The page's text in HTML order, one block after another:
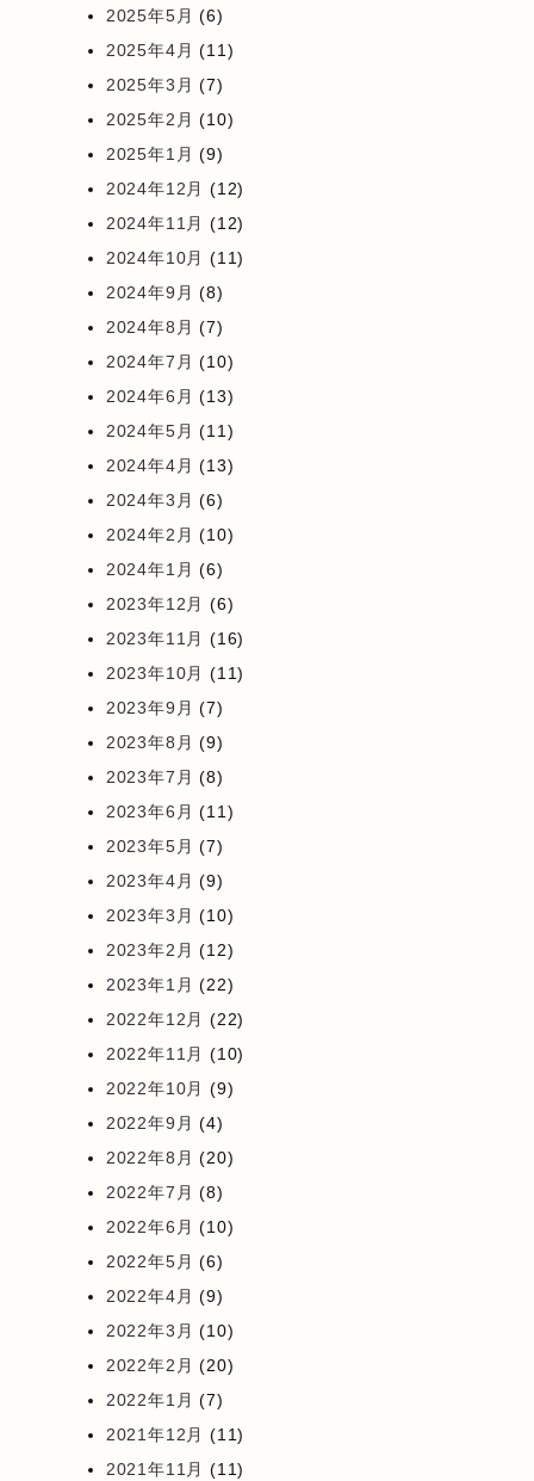
2025年5月 (6)
2025年4月 (11)
2025年3月 (7)
2025年2月 (10)
2025年1月 (9)
2024年12月 (12)
2024年11月 (12)
2024年10月 (11)
2024年9月 (8)
2024年8月 (7)
2024年7月 (10)
2024年6月 (13)
2024年5月 (11)
2024年4月 (13)
2024年3月 (6)
2024年2月 (10)
2024年1月 (6)
2023年12月 (6)
2023年11月 (16)
2023年10月 (11)
2023年9月 (7)
2023年8月 (9)
2023年7月 (8)
2023年6月 (11)
2023年5月 (7)
2023年4月 (9)
2023年3月 (10)
2023年2月 (12)
2023年1月 (22)
2022年12月 (22)
2022年11月 (10)
2022年10月 (9)
2022年9月 (4)
2022年8月 (20)
2022年7月 (8)
2022年6月 (10)
2022年5月 (6)
2022年4月 (9)
2022年3月 (10)
2022年2月 (20)
2022年1月 (7)
2021年12月 (11)
2021年11月 (11)